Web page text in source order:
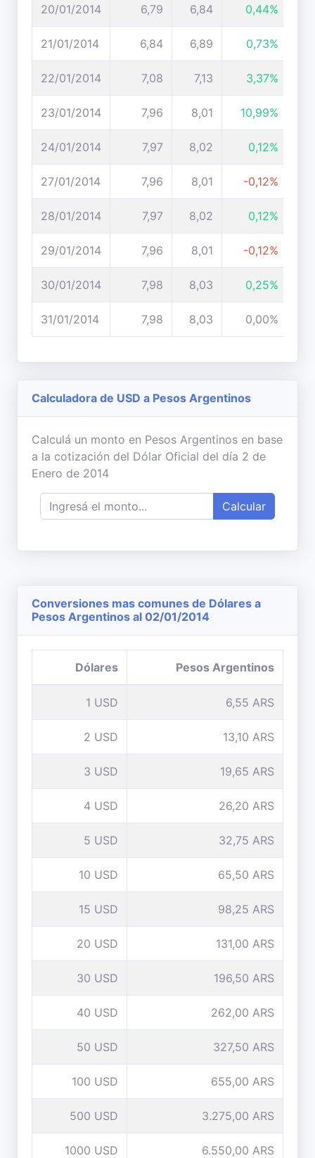
20/01/2014 6,79 6,84 0,44%
21/01/2014 6,84 6,89 0,73%
22/01/2014 7,08 7,13 3,37%
23/01/2014 7,96 8,01 10,99%
24/01/2014 7,97 8,02 0,12%
27/01/2014 7,96 8,01 -0,12%
28/01/2014 7,97 8,02 0,12%
29/01/2014 7,96 8,01 -0,12%
30/01/2014 7,98 8,03 0,25%
31/01/2014 7,98 8,03 0,00%
Calculadora de USD a Pesos Argentinos
Calculá un monto en Pesos Argentinos en base
a la cotización del Dólar Oficial del día 2 de
Enero de 2014
Calcular
Conversiones mas comunes de Dólares a
Pesos Argentinos al 02/01/2014
Dólares Pesos Argentinos
1 USD 6,55 ARS
2 USD 13,10 ARS
3 USD 19,65 ARS
4 USD 26,20 ARS
5 USD 32,75 ARS
10 USD 65,50 ARS
15 USD 98,25 ARS
20 USD 131,00 ARS
30 USD 196,50 ARS
40 USD 262,00 ARS
50 USD 327,50 ARS
100 USD 655,00 ARS
500 USD 3.275,00 ARS
1000 USD 6.550,00 ARS